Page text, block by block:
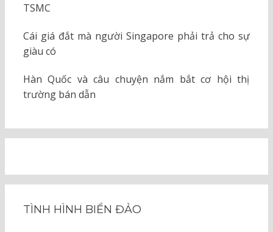
TSMC
Cái giá đắt mà người Singapore phải trả cho sự
giàu có
Hàn Quốc và câu chuyện nắm bắt cơ hội thị
trường bán dẫn
TÌNH HÌNH BIỂN ĐẢO